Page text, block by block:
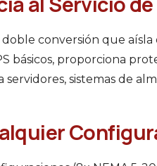
conversión que
básicos, proporciona
sistemas de